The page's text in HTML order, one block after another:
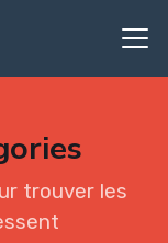
trouver les